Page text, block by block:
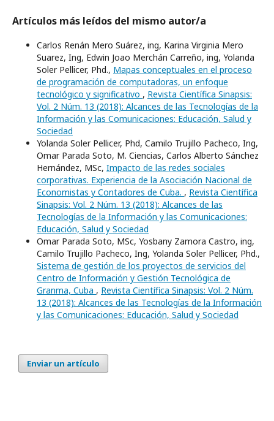
Artículos más leídos del mismo autor/a
Carlos Renán Mero Suárez, ing, Karina Virginia Mero
Suarez, Ing, Edwin Joao Merchán Carreño, ing, Yolanda
Soler Pellicer, Phd., Mapas conceptuales en el proceso
de programación de computadoras, un enfoque
tecnológico y significativo , Revista Científica Sinapsis:
Vol. 2 Núm. 13 (2018): Alcances de las Tecnologías de la
Información y las Comunicaciones: Educación, Salud y
Sociedad
Yolanda Soler Pellicer, Phd, Camilo Trujillo Pacheco, Ing,
Omar Parada Soto, M. Ciencias, Carlos Alberto Sánchez
Hernández, MSc, Impacto de las redes sociales
corporativas. Experiencia de la Asociación Nacional de
Economistas y Contadores de Cuba. , Revista Científica
Sinapsis: Vol. 2 Núm. 13 (2018): Alcances de las
Tecnologías de la Información y las Comunicaciones:
Educación, Salud y Sociedad
Omar Parada Soto, MSc, Yosbany Zamora Castro, ing,
Camilo Trujillo Pacheco, Ing, Yolanda Soler Pellicer, Phd.,
Sistema de gestión de los proyectos de servicios del
Centro de Información y Gestión Tecnológica de
Granma, Cuba , Revista Científica Sinapsis: Vol. 2 Núm.
13 (2018): Alcances de las Tecnologías de la Información
y las Comunicaciones: Educación, Salud y Sociedad
Enviar un artículo